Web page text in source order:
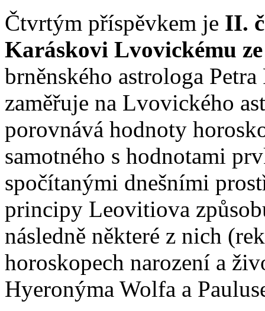
Čtvrtým příspěvkem je II.
Karáskovi Lvovickému
brněnského astrologa
zaměřuje na Lvovického
porovnává hodnoty
samotného s hodnotami
spočítanými dnešními
principy Leovitiova
následně některé z nich
horoskopech narození a
Hyeronýma Wolfa a